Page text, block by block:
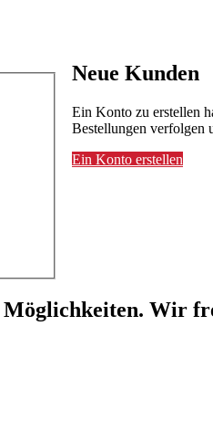
Neue Kunden
Ein Konto zu erstellen
Bestellungen verfolgen
Ein Konto erstellen
Möglichkeiten. Wir